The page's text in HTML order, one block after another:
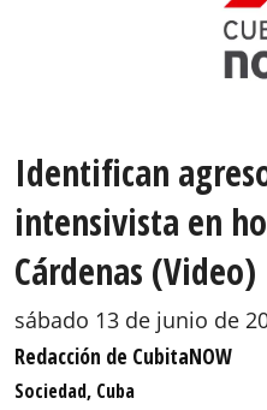
Identifican
intensivista en
Cárdenas (Video)
sábado 13 de junio de
Redacción de CubitaNOW
Sociedad, Cuba